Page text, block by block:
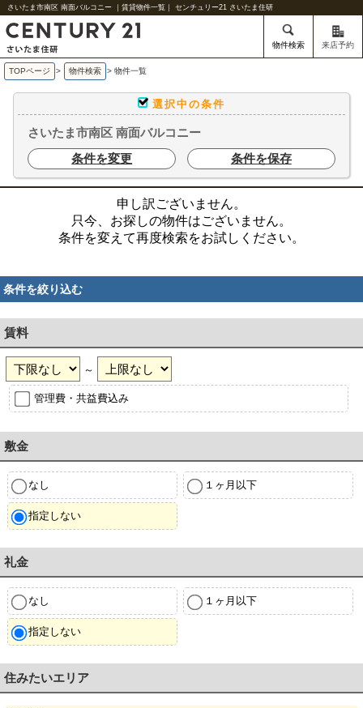
さいたま市南区 南面バルコニー ｜賃貸物件一覧｜ センチュリー21 さいたま住研
物件検索 来店予約
TOPページ > 物件検索 > 物件一覧
選択中の条件
さいたま市南区 南面バルコニー
条件を変更
条件を保存
申し訳ございません。
只今、お探しの物件はございません。
条件を変えて再度検索をお試しください。
条件を絞り込む
賃料
～
管理費・共益費込み
敷金
なし １ヶ月以下
指定しない
礼金
なし １ヶ月以下
指定しない
住みたいエリア